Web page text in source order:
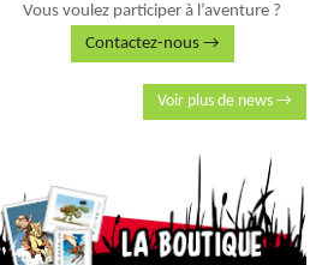
Vous voulez participer à l’aventure ?
Contactez-nous →
Voir plus de news →